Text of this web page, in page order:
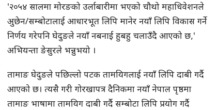
'२०५४ सालमा मोरङको उर्लाबारीमा भएको चौथो महाधिवेशनले
अुछेन/सम्बोटालाई आधारभूत लिपि मानेर नयाँ लिपि विकास गर्ने
निर्णय गरेपनि घेदुङले नयाँ नबनाई हुबहु चलाउँदै आएको छ,'
अभियन्ता ङेसुरले भन्नुभयो ।
तामाङ घेदुङले पछिल्लो पटक तामयिगलाई नयाँ लिपि दाबी गर्दै
आएको छ। त्यसै गरी गोरखापत्र दैनिकमा नयाँ नेपाल पृष्ठमा
तामाङ भाषामा तामयिग दाबी गर्दै सम्बोटा लिपि प्रयोग गर्दै